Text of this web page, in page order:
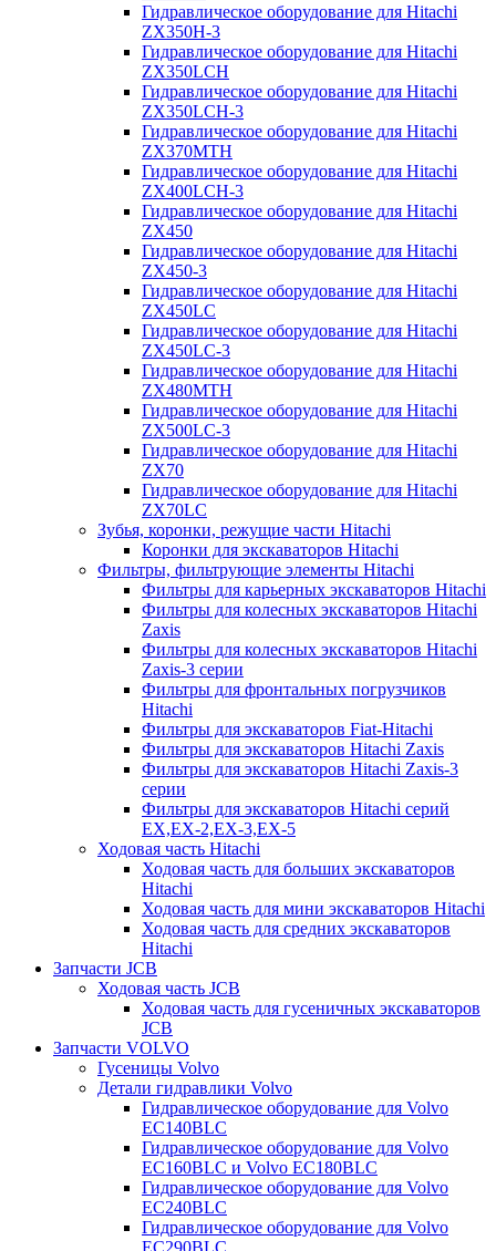
Гидравлическое оборудование для Hitachi
ZX350H-3
Гидравлическое оборудование для Hitachi
ZX350LCH
Гидравлическое оборудование для Hitachi
ZX350LCH-3
Гидравлическое оборудование для Hitachi
ZX370MTH
Гидравлическое оборудование для Hitachi
ZX400LCH-3
Гидравлическое оборудование для Hitachi
ZX450
Гидравлическое оборудование для Hitachi
ZX450-3
Гидравлическое оборудование для Hitachi
ZX450LC
Гидравлическое оборудование для Hitachi
ZX450LC-3
Гидравлическое оборудование для Hitachi
ZX480MTH
Гидравлическое оборудование для Hitachi
ZX500LC-3
Гидравлическое оборудование для Hitachi
ZX70
Гидравлическое оборудование для Hitachi
ZX70LC
Зубья, коронки, режущие части Hitachi
Коронки для экскаваторов Hitachi
Фильтры, фильтрующие элементы Hitachi
Фильтры для карьерных экскаваторов Hitachi
Фильтры для колесных экскаваторов Hitachi
Zaxis
Фильтры для колесных экскаваторов Hitachi
Zaxis-3 серии
Фильтры для фронтальных погрузчиков
Hitachi
Фильтры для экскаваторов Fiat-Hitachi
Фильтры для экскаваторов Hitachi Zaxis
Фильтры для экскаваторов Hitachi Zaxis-3
серии
Фильтры для экскаваторов Hitachi серий
EX,EX-2,EX-3,EX-5
Ходовая часть Hitachi
Ходовая часть для больших экскаваторов
Hitachi
Ходовая часть для мини экскаваторов Hitachi
Ходовая часть для средних экскаваторов
Hitachi
Запчасти JCB
Ходовая часть JCB
Ходовая часть для гусеничных экскаваторов
JCB
Запчасти VOLVO
Гусеницы Volvo
Детали гидравлики Volvo
Гидравлическое оборудование для Volvo
EC140BLC
Гидравлическое оборудование для Volvo
EC160BLC и Volvo EC180BLC
Гидравлическое оборудование для Volvo
EC240BLC
Гидравлическое оборудование для Volvo
EC290BLC